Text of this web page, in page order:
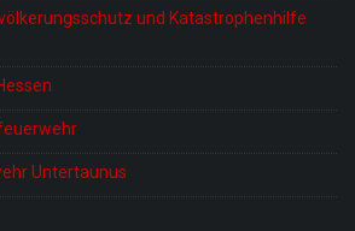
und Katastrophenhilfe
Untertaunus